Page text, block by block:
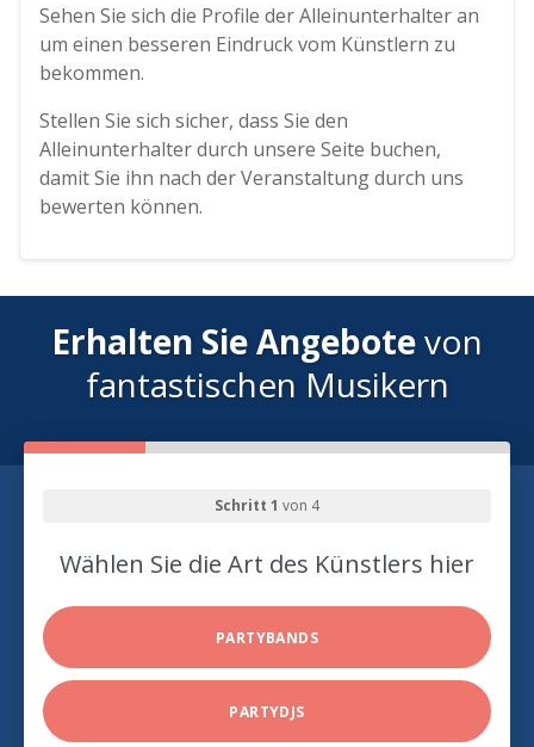
Sehen Sie sich die Profile der Alleinunterhalter an
um einen besseren Eindruck vom Künstlern zu
bekommen.
Stellen Sie sich sicher, dass Sie den
Alleinunterhalter durch unsere Seite buchen,
damit Sie ihn nach der Veranstaltung durch uns
bewerten können.
Erhalten Sie Angebotevon
fantastischen Musikern
Schritt 1 von 4
Wählen Sie die Art des Künstlers hier
PARTYBANDS
PARTYDJS